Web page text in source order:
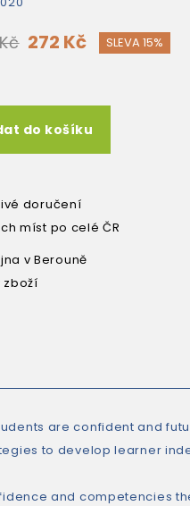
272 Kč SLEVA 15%
do košíku
doručení
míst po celé ČR
v Berouně
zboží
are confident and
to develop learner
and competencies